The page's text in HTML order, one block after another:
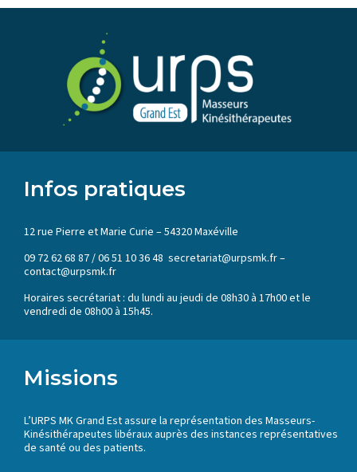
Infos pratiques
12 rue Pierre et Marie Curie – 54320 Maxéville
09 72 62 68 87 / 06 51 10 36 48 secretariat@urpsmk.fr –
contact@urpsmk.fr
Horaires secrétariat : du lundi au jeudi de 08h30 à 17h00 et le
vendredi de 08h00 à 15h45.
Missions
L’URPS MK Grand Est assure la représentation des Masseurs-
Kinésithérapeutes libéraux auprès des instances représentatives
de santé ou des patients.